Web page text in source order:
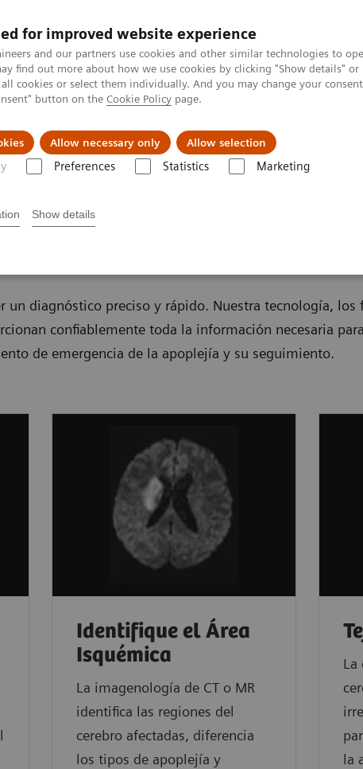
for improved website experience
and our partners use cookies and other similar technologies to
find out more about how we use cookies by clicking "Show details"
cookies or select them individually. And you may change your
button on the Cookie Policy page.
Allow necessary only Allow selection
Preferences Statistics Marketing
Show details
Clínicas Servicios post venta
sobre Apoplejía
un diagnóstico preciso y rápido. Nuestra tecnología,
confiablemente toda la información necesaria
de emergencia de la apoplejía y su seguimiento.
Identifique el Área
Isquémica
La imagenología de CT o MR
identifica las regiones del
cerebro afectadas, diferencia
los tipos de apoplejía y
La
la